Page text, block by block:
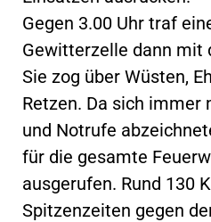
Gegen 3.00 Uhr traf
Gewitterzelle dann mit
Sie zog über Wüsten,
Retzen. Da sich immer
und Notrufe
für die gesamte
ausgerufen. Rund 130
Spitzenzeiten gegen